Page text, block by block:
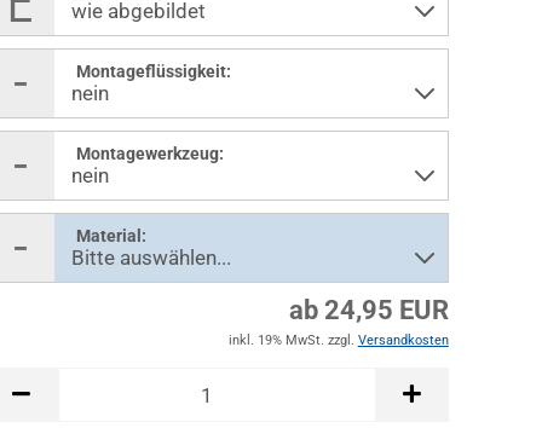
Montageflüssigkeit:
Montagewerkzeug:
Material:
ab 24,95 EUR
inkl. 19% MwSt. zzgl. Versandkosten